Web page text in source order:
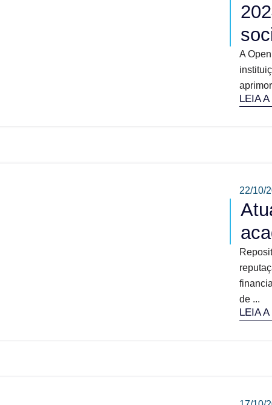
A
LEIA
22/10/
de ...
LEIA